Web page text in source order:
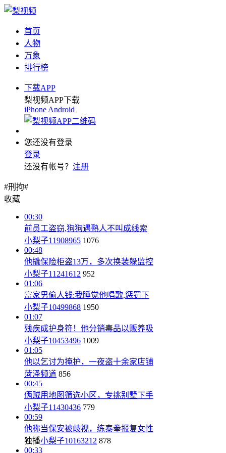
首页
人物
万象
排行榜
下载APP
梨视频APP下载
iPhone Android
您还没有登录
登录
还没有帐号？ 注册
#刑拘#
收藏
00:30
前员工盗窃,狗狗遇熟人不叫成线索
小梨子11908965 1076
00:48
他撬保险柜盗13万，多次换装躲监控
小梨子11241612 952
01:06
富家男偷人钱:我睡觉他唱歌,惩罚下
小梨子10499868 1950
01:07
残疾成护身符！他分销毒品以贩养吸
小梨子10453496 1009
01:05
他以乞讨为掩护，一夜盗十余家店铺
菏泽频道 856
00:45
俩贼用地图筛选小区，专挑别墅下手
小梨子11430436 779
00:59
他称当保安被歧视，练泰拳报复女性
独播小梨子10163212 878
00:33